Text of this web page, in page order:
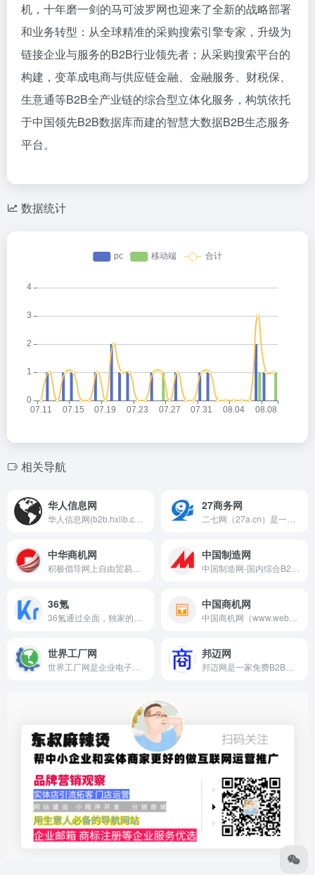
机，十年磨一剑的马可波罗网也迎来了全新的战略部署
和业务转型：从全球精准的采购搜索引擎专家，升级为
链接企业与服务的B2B行业领先者；从采购搜索平台的
构建，变革成电商与供应链金融、金融服务、财税保、
生意通等B2B全产业链的综合型立体化服务，构筑依托
于中国领先B2B数据库而建的智慧大数据B2B生态服务
平台。
数据统计
相关导航
华人信息网 27商务网
中华商机网 中国制造网
36氪 中国商机网
世界工厂网 邦迈网